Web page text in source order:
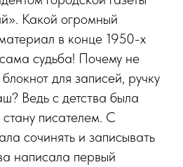
Какой огромный
в конце 1950-х
судьба! Почему не
для записей, ручку
Ведь с детства была
писателем. С
сочинять и записывать
написала первый